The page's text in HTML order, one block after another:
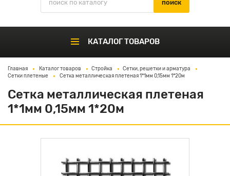
КАТАЛОГ ТОВАРОВ
Главная Каталог товаров Стройка
Сетки, решетки и арматура
Сетки плетеные
Сетка металлическая плетеная 1*1мм 0,15мм 1*20м
Сетка металлическая плетеная
1*1мм 0,15мм 1*20м